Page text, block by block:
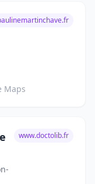
Maps
www.doctolib.fr